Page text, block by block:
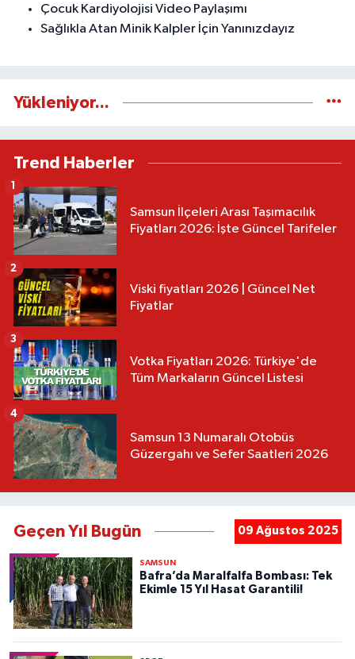
Çocuk Kardiyolojisi Video Paylaşımı
Sağlıkla Atan Minik Kalpler İçin Yanınızdayız
Yükleniyor...
Trend Haberler
Samsun İlçeleri Arası Taşımacılık
Fiyatları 2026: İşte Güncel Tarifeler
1
Viski fiyatları 2026 | Güncel Net
Fiyatlar
2
Votka Fiyatları 2026: Türkiye'de
Tüm Markaların Güncel Listesi
3
Samsun 13 Numaralı Otobüs
Güzergahı ve Sefer Saatleri 2026
4
Geçen Yıl Bugün 09 Ağustos 2025
SAMSUN
Bafra’da Maralfalfa Bombası: Tek
Ekimle 15 Yıl Hasat Garantili!